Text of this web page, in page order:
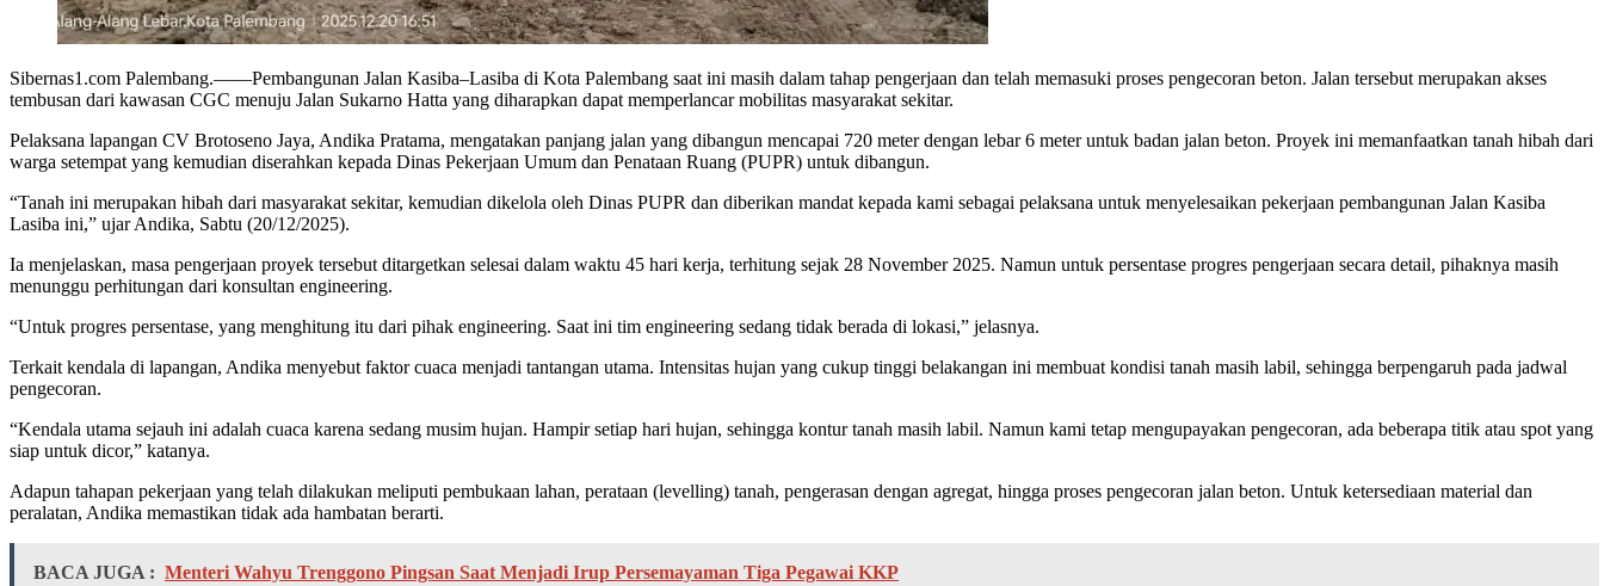
Sibernas1.com Palembang.——Pembangunan Jalan Kasiba–Lasiba di Kota Palembang saat ini masih dalam tahap pengerjaan dan telah memasuki proses pengecoran beton. Jalan tersebut merupakan akses
tembusan dari kawasan CGC menuju Jalan Sukarno Hatta yang diharapkan dapat memperlancar mobilitas masyarakat sekitar.
Pelaksana lapangan CV Brotoseno Jaya, Andika Pratama, mengatakan panjang jalan yang dibangun mencapai 720 meter dengan lebar 6 meter untuk badan jalan beton. Proyek ini memanfaatkan tanah hibah dari
warga setempat yang kemudian diserahkan kepada Dinas Pekerjaan Umum dan Penataan Ruang (PUPR) untuk dibangun.
“Tanah ini merupakan hibah dari masyarakat sekitar, kemudian dikelola oleh Dinas PUPR dan diberikan mandat kepada kami sebagai pelaksana untuk menyelesaikan pekerjaan pembangunan Jalan Kasiba
Lasiba ini,” ujar Andika, Sabtu (20/12/2025).
Ia menjelaskan, masa pengerjaan proyek tersebut ditargetkan selesai dalam waktu 45 hari kerja, terhitung sejak 28 November 2025. Namun untuk persentase progres pengerjaan secara detail, pihaknya masih
menunggu perhitungan dari konsultan engineering.
“Untuk progres persentase, yang menghitung itu dari pihak engineering. Saat ini tim engineering sedang tidak berada di lokasi,” jelasnya.
Terkait kendala di lapangan, Andika menyebut faktor cuaca menjadi tantangan utama. Intensitas hujan yang cukup tinggi belakangan ini membuat kondisi tanah masih labil, sehingga berpengaruh pada jadwal
pengecoran.
“Kendala utama sejauh ini adalah cuaca karena sedang musim hujan. Hampir setiap hari hujan, sehingga kontur tanah masih labil. Namun kami tetap mengupayakan pengecoran, ada beberapa titik atau spot yang
siap untuk dicor,” katanya.
Adapun tahapan pekerjaan yang telah dilakukan meliputi pembukaan lahan, perataan (levelling) tanah, pengerasan dengan agregat, hingga proses pengecoran jalan beton. Untuk ketersediaan material dan
peralatan, Andika memastikan tidak ada hambatan berarti.
BACA JUGA : Menteri Wahyu Trenggono Pingsan Saat Menjadi Irup Persemayaman Tiga Pegawai KKP